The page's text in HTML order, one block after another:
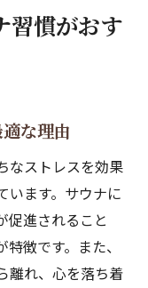
習慣がおす
な理由
なストレスを効果
います。サウナに
促進されること
徴です。また、
離れ、心を落ち着